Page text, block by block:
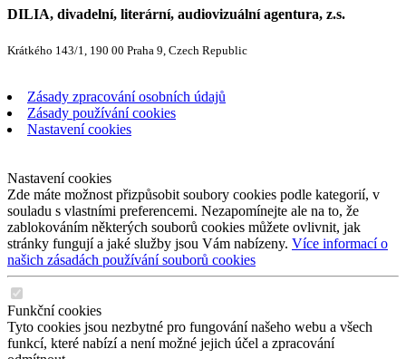
DILIA, divadelní, literární, audiovizuální agentura, z.s.
Krátkého 143/1, 190 00 Praha 9, Czech Republic
Zásady zpracování osobních údajů
Zásady používání cookies
Nastavení cookies
Nastavení cookies
Zde máte možnost přizpůsobit soubory cookies podle kategorií, v
souladu s vlastními preferencemi. Nezapomínejte ale na to, že
zablokováním některých souborů cookies můžete ovlivnit, jak
stránky fungují a jaké služby jsou Vám nabízeny. Více informací o
našich zásadách používání souborů cookies
Funkční cookies
Tyto cookies jsou nezbytné pro fungování našeho webu a všech
funkcí, které nabízí a není možné jejich účel a zpracování